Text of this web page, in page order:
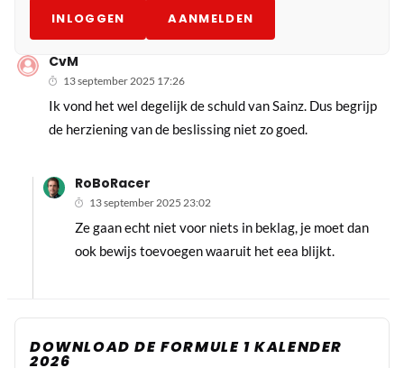
INLOGGEN AANMELDEN
CvM
13 september 2025 17:26
Ik vond het wel degelijk de schuld van Sainz. Dus begrijp
de herziening van de beslissing niet zo goed.
RoBoRacer
13 september 2025 23:02
Ze gaan echt niet voor niets in beklag, je moet dan
ook bewijs toevoegen waaruit het eea blijkt.
DOWNLOAD DE FORMULE 1 KALENDER
2026